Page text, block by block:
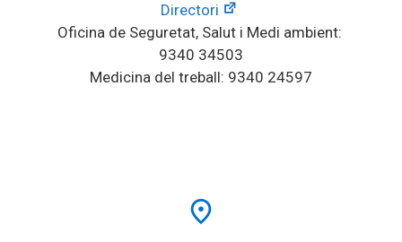
Directori
Oficina de Seguretat, Salut i Medi ambient:
9340 34503
Medicina del treball: 9340 24597
place